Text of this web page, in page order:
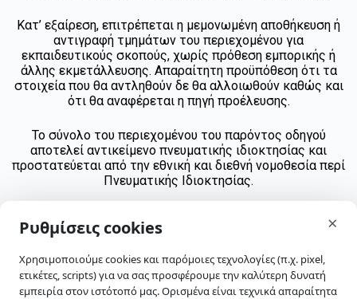
Κατ’ εξαίρεση, επιτρέπεται η μεμονωμένη αποθήκευση ή
αντιγραφή τμημάτων του περιεχομένου για
εκπαιδευτικούς σκοπούς, χωρίς πρόθεση εμπορικής ή
άλλης εκμετάλλευσης. Απαραίτητη προϋπόθεση ότι τα
στοιχεία που θα αντληθούν δε θα αλλοιωθούν καθώς και
ότι θα αναφέρεται η πηγή προέλευσης.
Το σύνολο του περιεχομένου του παρόντος οδηγού
αποτελεί αντικείμενο πνευματικής ιδιοκτησίας και
προστατεύεται από την εθνική και διεθνή νομοθεσία περί
Πνευματικής Ιδιοκτησίας.
Επικοινωνήστε μαζί μου σήμερα
Ρυθμίσεις cookies ×
Χρησιμοποιούμε cookies και παρόμοιες τεχνολογίες (π.χ. pixel,
ετικέτες, scripts) για να σας προσφέρουμε την καλύτερη δυνατή
εμπειρία στον ιστότοπό μας. Ορισμένα είναι τεχνικά απαραίτητα